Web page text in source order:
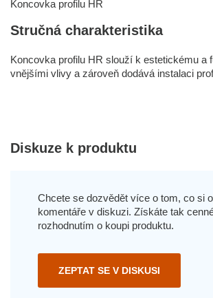
Koncovka profilu HR
Stručná charakteristika
Koncovka profilu HR slouží k estetickému a
vnějšími vlivy a zároveň dodává instalaci
Diskuze k produktu
Chcete se dozvědět více o tom, co si
komentáře v diskuzi. Získáte tak
rozhodnutím o koupi produktu.
ZEPTAT SE V DISKUSI